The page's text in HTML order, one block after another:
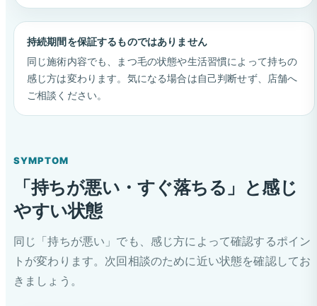
持続期間を保証するものではありません
同じ施術内容でも、まつ毛の状態や生活習慣によって持ちの
感じ方は変わります。気になる場合は自己判断せず、店舗へ
ご相談ください。
SYMPTOM
「持ちが悪い・すぐ落ちる」と感じ
やすい状態
同じ「持ちが悪い」でも、感じ方によって確認するポイン
トが変わります。次回相談のために近い状態を確認してお
きましょう。